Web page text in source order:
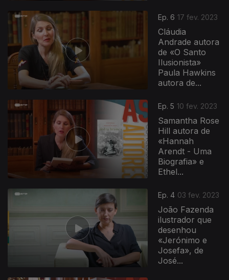
Ep. 6 17 fev. 2023
Cláudia
Andrade autora
de «O Santo
Ilusionista»
Paula Hawkins
autora de...
Ep. 5 10 fev. 2023
Samantha Rose
Hill autora de
«Hannah
Arendt - Uma
Biografia» e
Ethel...
671658
Ep. 4 03 fev. 2023
João Fazenda
ilustrador que
desenhou
«Jerónimo e
Josefa», de
José...